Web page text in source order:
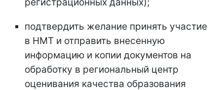
подтвердить желание принять участие
в НМТ и отправить внесенную
информацию и копии документов на
обработку в региональный центр
оценивания качества образования